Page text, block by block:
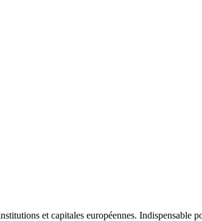
et capitales européennes. Indispensable